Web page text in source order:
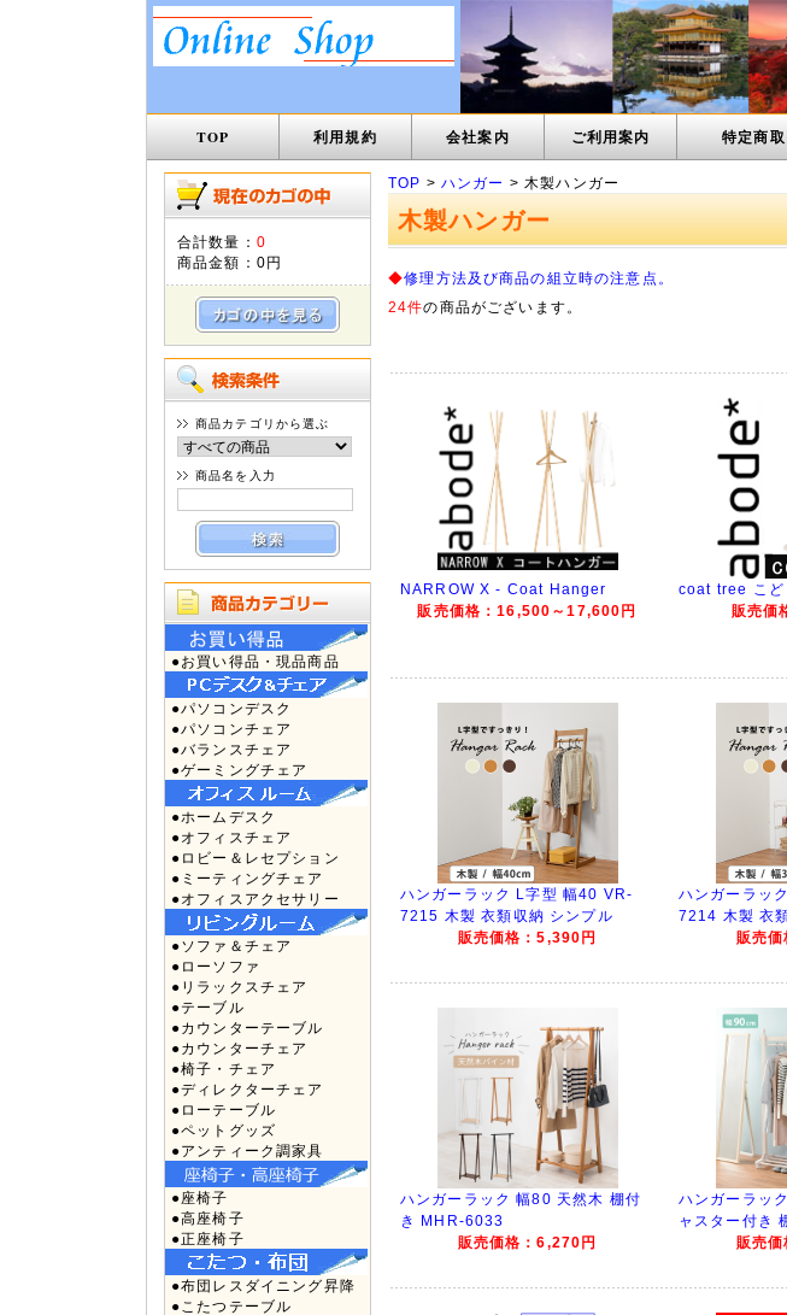
TOP 利用規約 会社案内 ご利用案内 特定商
合計数量： 0
商品金額： 0円
商品カテゴリから選ぶ
商品名を入力
●お買い得品・現品商品
●パソコンデスク
●パソコンチェア
●バランスチェア
●ゲーミングチェア
●ホームデスク
●オフィスチェア
●ロビー＆レセプション
●ミーティングチェア
●オフィスアクセサリー
●ソファ＆チェア
●ローソファ
●リラックスチェア
●テーブル
●カウンターテーブル
●カウンターチェア
●椅子・チェア
●ディレクターチェア
●ローテーブル
●ペットグッズ
●アンティーク調家具
●座椅子
●高座椅子
●正座椅子
●布団レスダイニング昇降
●こたつテーブル
TOP > ハンガー > 木製ハンガー
木製ハンガー
◆修理方法及び商品の組立時の注意点。
24件の商品がございます。
NARROW X - Coat Hanger
販売価格：16,500～17,600円
coat tree こど
販売価
ハンガーラック L字型 幅40 VR-
7215 木製 衣類収納 シンプル
販売価格：5,390円
ハンガーラッ
7214 木製 衣
販売
ハンガーラック 幅80 天然木 棚付
き MHR-6033
販売価格：6,270円
ハンガーラッ
ャスター付き
販売